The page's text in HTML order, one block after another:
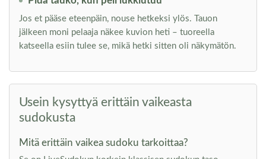
Jos et pääse eteenpäin, nouse hetkeksi ylös. Tauon
jälkeen moni pelaaja näkee kuvion heti – tuoreella
katseella esiin tulee se, mikä hetki sitten oli näkymätön.
Usein kysyttyä erittäin vaikeasta
sudokusta
Mitä erittäin vaikea sudoku tarkoittaa?